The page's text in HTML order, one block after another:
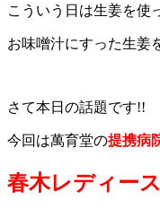
こういう日は生姜を使
お味噌汁にすった生姜
さて本日の話題です!!
今回は萬育堂の提携病
春木レディー